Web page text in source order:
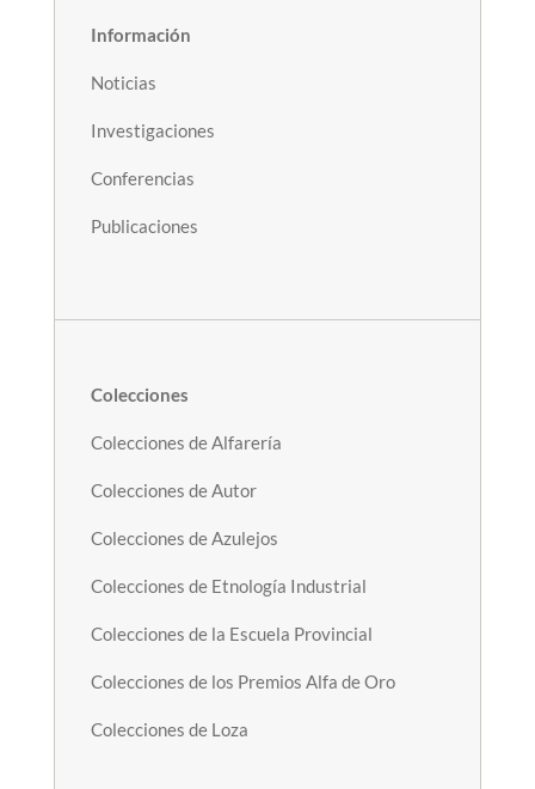
Información
Noticias
Investigaciones
Conferencias
Publicaciones
Colecciones
Colecciones de Alfarería
Colecciones de Autor
Colecciones de Azulejos
Colecciones de Etnología Industrial
Colecciones de la Escuela Provincial
Colecciones de los Premios Alfa de Oro
Colecciones de Loza